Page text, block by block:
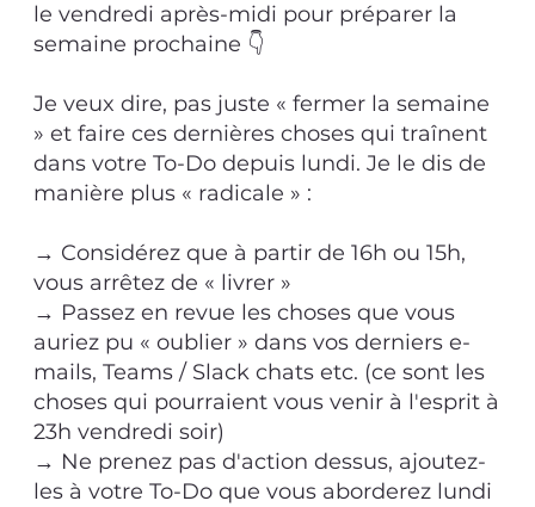
le vendredi après-midi pour préparer la
semaine prochaine 👇
Je veux dire, pas juste « fermer la semaine
» et faire ces dernières choses qui traînent
dans votre To-Do depuis lundi. Je le dis de
manière plus « radicale » :
→ Considérez que à partir de 16h ou 15h,
vous arrêtez de « livrer »
→ Passez en revue les choses que vous
auriez pu « oublier » dans vos derniers e-
mails, Teams / Slack chats etc. (ce sont les
choses qui pourraient vous venir à l'esprit à
23h vendredi soir)
→ Ne prenez pas d'action dessus, ajoutez-
les à votre To-Do que vous aborderez lundi